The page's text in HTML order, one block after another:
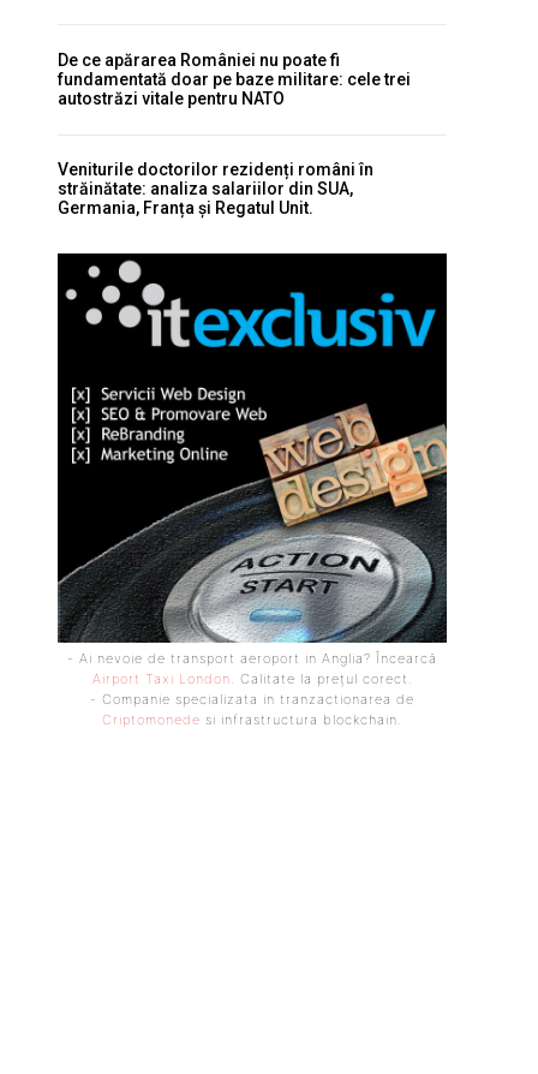
De ce apărarea României nu poate fi
fundamentată doar pe baze militare: cele trei
autostrăzi vitale pentru NATO
Veniturile doctorilor rezidenți români în
străinătate: analiza salariilor din SUA,
Germania, Franța și Regatul Unit.
- Ai nevoie de transport aeroport in Anglia? Încearcă
Airport Taxi London. Calitate la prețul corect.
- Companie specializata in tranzactionarea de
Criptomonede si infrastructura blockchain.